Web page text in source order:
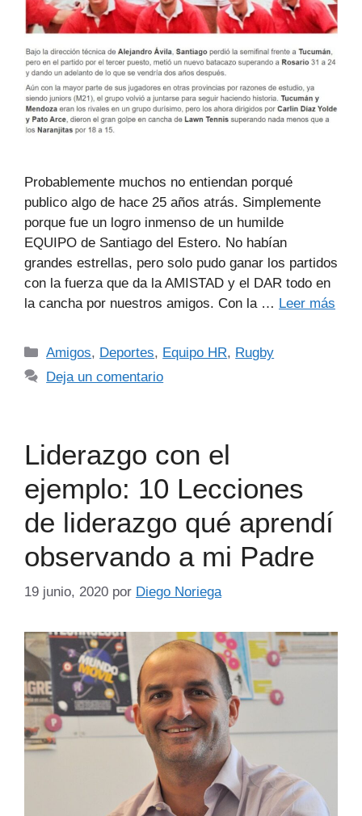
Probablemente muchos no entiendan porqué
publico algo de hace 25 años atrás. Simplemente
porque fue un logro inmenso de un humilde
EQUIPO de Santiago del Estero. No habían
grandes estrellas, pero solo pudo ganar los partidos
con la fuerza que da la AMISTAD y el DAR todo en
la cancha por nuestros amigos. Con la … Leer más
Amigos, Deportes, Equipo HR, Rugby
Deja un comentario
Liderazgo con el
ejemplo: 10 Lecciones
de liderazgo qué aprendí
observando a mi Padre
19 junio, 2020 por Diego Noriega